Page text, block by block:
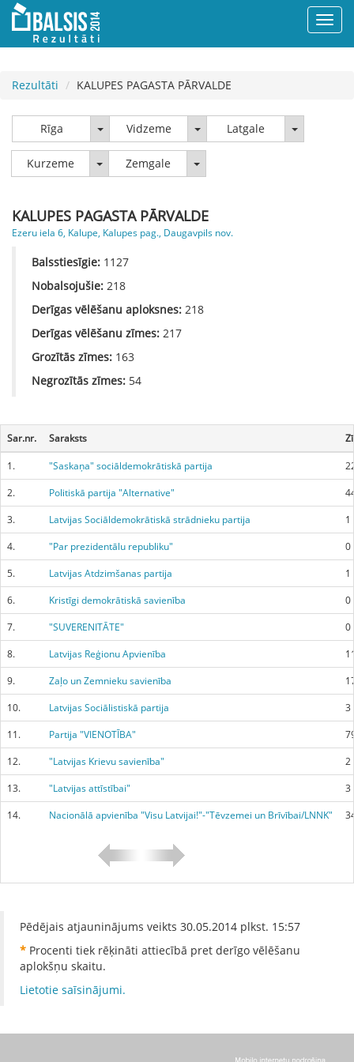
Rezultāti KALUPES PAGASTA PĀRVALDE
Rīga Rīga Vidzeme VidzemeLatgale Latgale
Kurzeme KurzemeZemgale Zemgale
KALUPES PAGASTA PĀRVALDE
Ezeru iela 6, Kalupe, Kalupes pag., Daugavpils nov.
Balsstiesīgie: 1127
Nobalsojušie: 218
Derīgas vēlēšanu aploksnes: 218
Derīgas vēlēšanu zīmes: 217
Grozītās zīmes: 163
Negrozītās zīmes: 54
Sar.nr. Saraksts
1. "Saskaņa" sociāldemokrātiskā partija
2.
Politiskā partija "Alternative"
3.
Latvijas Sociāldemokrātiskā strādnieku partija
1
4.
"Par prezidentālu republiku"
0
5.
Latvijas Atdzimšanas partija
1
6.
Kristīgi demokrātiskā savienība
0
7.
"SUVERENITĀTE"
0
8.
Latvijas Reģionu Apvienība
9.
Zaļo un Zemnieku savienība
10.
Latvijas Sociālistiskā partija
3
11.
Partija "VIENOTĪBA"
12.
"Latvijas Krievu savienība"
2
13.
"Latvijas attīstībai"
3
14.
Nacionālā apvienība "Visu Latvijai!"-"Tēvzemei un Brīvībai/LNNK"
Pēdējais atjauninājums veikts 30.05.2014 plkst. 15:57
* Procenti tiek rēķināti attiecībā pret derīgo vēlēšanu
aplokšņu skaitu.
Lietotie saīsinājumi.